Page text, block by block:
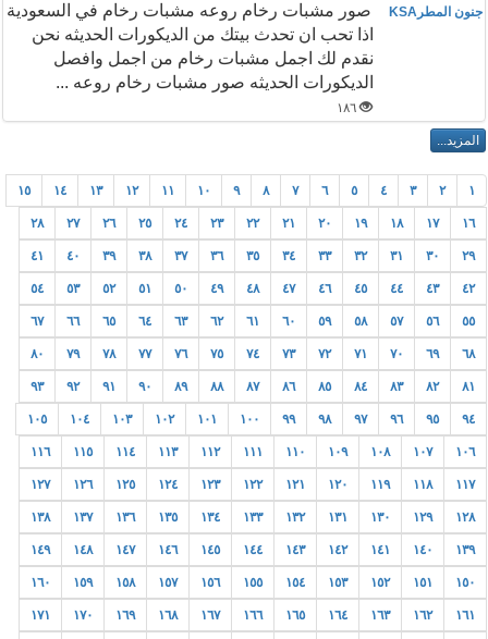
جنون المطرKSA
صور مشبات رخام روعه مشبات رخام في السعودية
اذا تحب ان تحدث بيتك من الديكورات الحديثه نحن
نقدم لك اجمل مشبات رخام من اجمل وافصل
الديكورات الحديثه صور مشبات رخام روعه ...
١٨٦
١ ٢ ٣ ٤ ٥ ٦ ٧ ٨ ٩ ١٠ ١١ ١٢ ١٣ ١٤ ١٥
١٦ ١٧ ١٨ ١٩ ٢٠ ٢١ ٢٢ ٢٣ ٢٤ ٢٥ ٢٦ ٢٧ ٢٨
٢٩ ٣٠ ٣١ ٣٢ ٣٣ ٣٤ ٣٥ ٣٦ ٣٧ ٣٨ ٣٩ ٤٠ ٤١
٤٢ ٤٣ ٤٤ ٤٥ ٤٦ ٤٧ ٤٨ ٤٩ ٥٠ ٥١ ٥٢ ٥٣ ٥٤
٥٥ ٥٦ ٥٧ ٥٨ ٥٩ ٦٠ ٦١ ٦٢ ٦٣ ٦٤ ٦٥ ٦٦ ٦٧
٦٨ ٦٩ ٧٠ ٧١ ٧٢ ٧٣ ٧٤ ٧٥ ٧٦ ٧٧ ٧٨ ٧٩ ٨٠
٨١ ٨٢ ٨٣ ٨٤ ٨٥ ٨٦ ٨٧ ٨٨ ٨٩ ٩٠ ٩١ ٩٢ ٩٣
٩٤ ٩٥ ٩٦ ٩٧ ٩٨ ٩٩ ١٠٠ ١٠١ ١٠٢ ١٠٣ ١٠٤ ١٠٥
١٠٦ ١٠٧ ١٠٨ ١٠٩ ١١٠ ١١١ ١١٢ ١١٣ ١١٤ ١١٥ ١١٦
١١٧ ١١٨ ١١٩ ١٢٠ ١٢١ ١٢٢ ١٢٣ ١٢٤ ١٢٥ ١٢٦ ١٢٧
١٢٨ ١٢٩ ١٣٠ ١٣١ ١٣٢ ١٣٣ ١٣٤ ١٣٥ ١٣٦ ١٣٧ ١٣٨
١٣٩ ١٤٠ ١٤١ ١٤٢ ١٤٣ ١٤٤ ١٤٥ ١٤٦ ١٤٧ ١٤٨ ١٤٩
١٥٠ ١٥١ ١٥٢ ١٥٣ ١٥٤ ١٥٥ ١٥٦ ١٥٧ ١٥٨ ١٥٩ ١٦٠
١٦١ ١٦٢ ١٦٣ ١٦٤ ١٦٥ ١٦٦ ١٦٧ ١٦٨ ١٦٩ ١٧٠ ١٧١